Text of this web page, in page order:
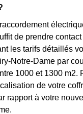
de prendre
les tarifs détaillés
Notre-Dame par
1000 et 1300 m2.
de votre
rapport à votre